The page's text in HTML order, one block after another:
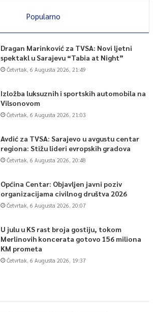
Popularno
Dragan Marinković za TVSA: Novi ljetni
spektakl u Sarajevu “Tabia at Night”
Četvrtak, 6 Augusta 2026, 21:49
Izložba luksuznih i sportskih automobila na
Vilsonovom
Četvrtak, 6 Augusta 2026, 21:03
Avdić za TVSA: Sarajevo u avgustu centar
regiona: Stižu lideri evropskih gradova
Četvrtak, 6 Augusta 2026, 20:48
Općina Centar: Objavljen javni poziv
organizacijama civilnog društva 2026
Četvrtak, 6 Augusta 2026, 20:07
U julu u KS rast broja gostiju, tokom
Merlinovih koncerata gotovo 156 miliona
KM prometa
Četvrtak, 6 Augusta 2026, 19:37